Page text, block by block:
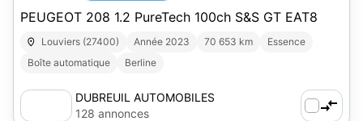
PEUGEOT 208 1.2 PureTech 100ch S&S GT EAT8
Louviers (27400) Année 2023 70 653 km
Essence
Boîte automatique
Berline
DUBREUIL AUTOMOBILES
128 annonces